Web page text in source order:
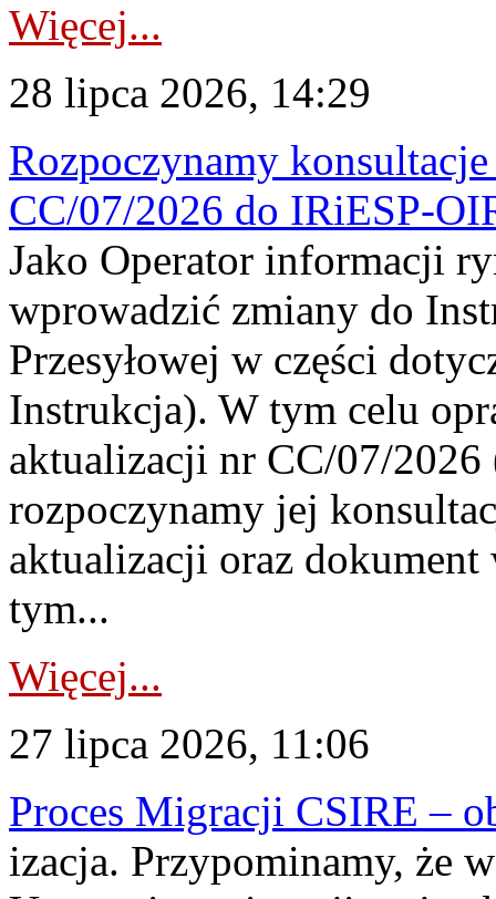
Więcej...
28 lipca 2026, 14:29
Rozpoczynamy
CC/07/2026 do IRiESP-
Jako Operator informacji
wprowadzić zmiany do
Przesyłowej w części
Instrukcja). W tym celu
aktualizacji nr CC/07/
rozpoczynamy jej
aktualizacji oraz
tym...
Więcej...
27 lipca 2026, 11:06
Proces Migracji CSIRE –
izacja. Przypominamy, że